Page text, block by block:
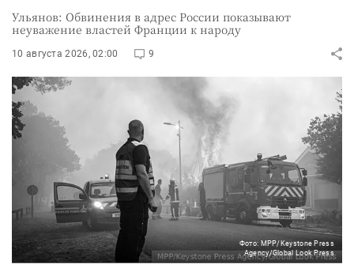
Ульянов: Обвинения в адрес России показывают
неуважение властей Франции к народу
10 августа 2026, 02:00 9
Фото: MPP/Keystone Press
Agency/Global Look Press